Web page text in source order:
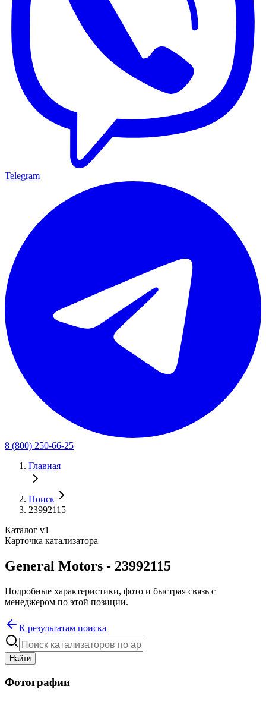
Telegram
8 (800) 250-66-25
Главная
Поиск
23992115
Каталог v1
Карточка катализатора
General Motors - 23992115
Подробные характеристики, фото и быстрая связь с
менеджером по этой позиции.
К результатам поиска
Найти
Фотографии